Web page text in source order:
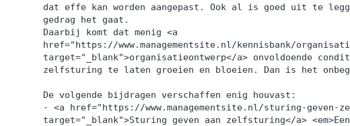
dat effe kan worden aangepast. Ook al is goed uit te
gedrag het gaat.
Daarbij komt dat menig <a
href="https://www.managementsite.nl/kennisbank/
target="_blank">organisatieontwerp</a> onvoldoende
zelfsturing te laten groeien en bloeien. Dan is het
De volgende bijdragen verschaffen enig houvast:
- <a href="https://www.managementsite.nl/sturing-geven-
target="_blank">Sturing geven aan zelfsturing</a>